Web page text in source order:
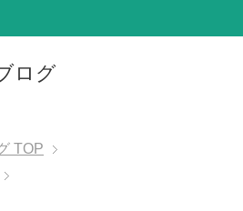
ログ
TOP